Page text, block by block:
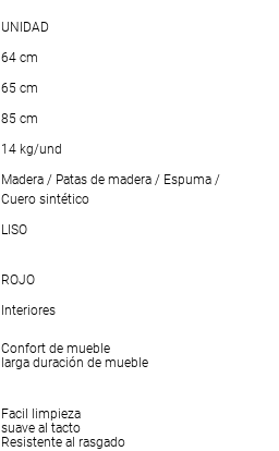
UNIDAD
64 cm
65 cm
85 cm
14 kg/und
Madera / Patas de madera / Espuma /
Cuero sintético
LISO
ROJO
Interiores
Confort de mueble
larga duración de mueble
Facil limpieza
suave al tacto
Resistente al rasgado